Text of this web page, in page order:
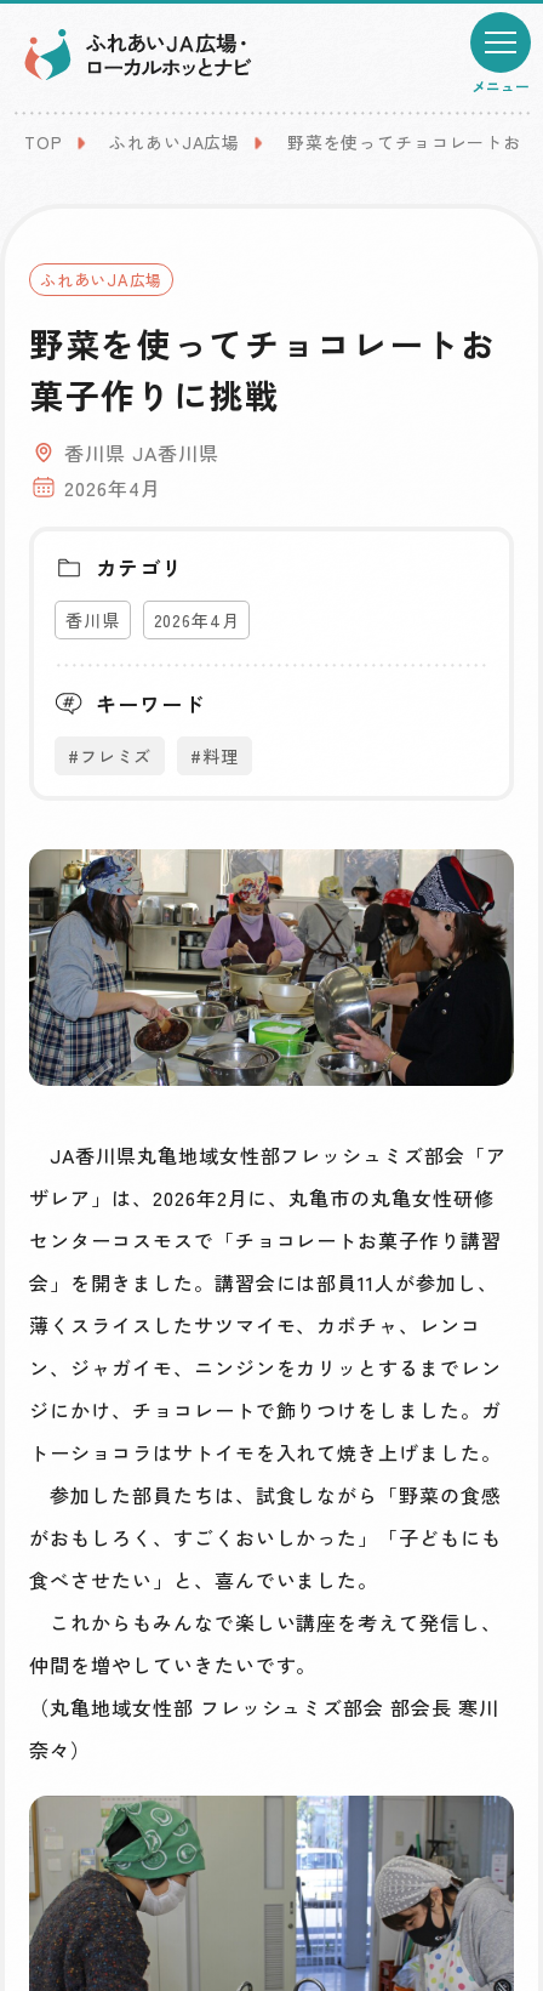
メニュー
TOP ふれあいJA広場 野菜を使ってチョコレートお
ふれあいJA広場
野菜を使ってチョコレートお
菓子作りに挑戦
香川県 JA香川県
2026年4月
カテゴリ
香川県 2026年4月
キーワード
#フレミズ #料理
JA香川県丸亀地域女性部フレッシュミズ部会「ア
ザレア」は、2026年2月に、丸亀市の丸亀女性研修
センターコスモスで「チョコレートお菓子作り講習
会」を開きました。講習会には部員11人が参加し、
薄くスライスしたサツマイモ、カボチャ、レンコ
ン、ジャガイモ、ニンジンをカリッとするまでレン
ジにかけ、チョコレートで飾りつけをしました。ガ
トーショコラはサトイモを入れて焼き上げました。
参加した部員たちは、試食しながら「野菜の食感
がおもしろく、すごくおいしかった」「子どもにも
食べさせたい」と、喜んでいました。
これからもみんなで楽しい講座を考えて発信し、
仲間を増やしていきたいです。
（丸亀地域女性部 フレッシュミズ部会 部会長 寒川
奈々）